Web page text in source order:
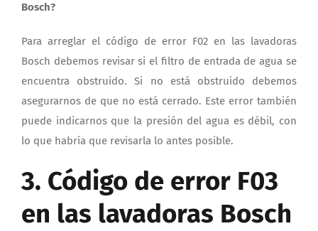
Bosch?
Para arreglar el código de error F02 en las lavadoras
Bosch debemos revisar si el filtro de entrada de agua se
encuentra obstruido. Si no está obstruido debemos
asegurarnos de que no está cerrado. Este error también
puede indicarnos que la presión del agua es débil, con
lo que habría que revisarla lo antes posible.
3. Código de error F03
en las lavadoras Bosch